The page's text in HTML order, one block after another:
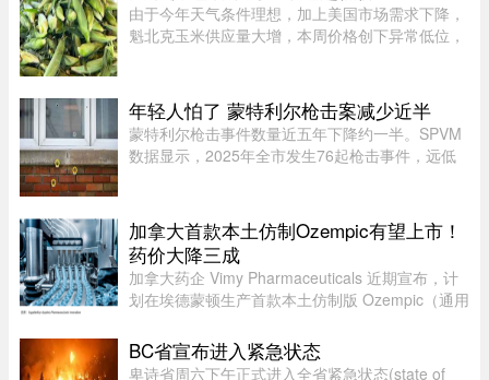
认为，欲望绝不会 ...
由于今年天气条件理想，加上美国市场需求下降，
魁北克玉米供应量大增，本周价格创下异常低位，
人David Côté表示， ...
年轻人怕了 蒙特利尔枪击案减少近半
蒙特利尔枪击事件数量近五年下降约一半。SPVM
数据显示，2025年全市发生76起枪击事件，远低
到持枪犯罪可能面临严厉刑罚， ...
加拿大首款本土仿制Ozempic有望上市！
药价大降三成
加拿大药企 Vimy Pharmaceuticals 近期宣布，计
划在埃德蒙顿生产首款本土仿制版 Ozempic（通用
销的处方药之一，广泛用于糖尿病治疗和减重，原
厂药价高昂，令不少患者负 ...
BC省宣布进入紧急状态
卑诗省周六下午正式进入全省紧急状态(state of